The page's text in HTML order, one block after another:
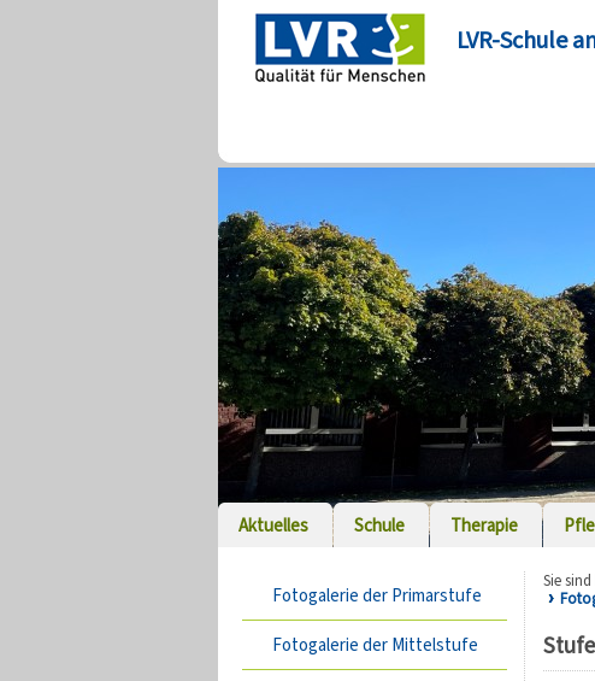
LVR-Schule
Aktuelles Schule Therapie
Fotogalerie der Primarstufe
Fotogalerie der Mittelstufe
Sie